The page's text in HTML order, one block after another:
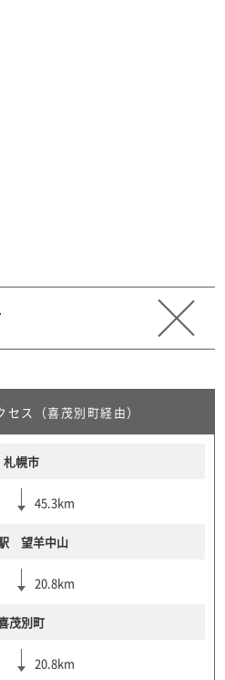
ス（喜茂別町経由）
札幌市
45.3km
望羊中山
20.8km
茂別町
20.8km